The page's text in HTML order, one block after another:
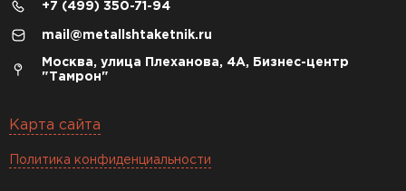
+7 (499) 350-71-94
mail@metallshtaketnik.ru
Москва, улица Плеханова, 4А, Бизнес-центр
"Тамрон"
Карта сайта
Политика конфиденциальности